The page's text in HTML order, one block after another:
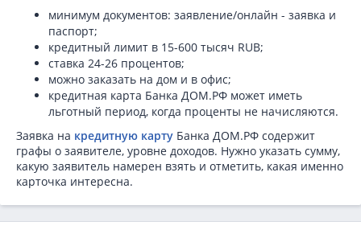
минимум документов: заявление/онлайн - заявка и
паспорт;
кредитный лимит в 15-600 тысяч RUB;
ставка 24-26 процентов;
можно заказать на дом и в офис;
кредитная карта Банка ДОМ.РФ может иметь
льготный период, когда проценты не начисляются.
Заявка на кредитную карту Банка ДОМ.РФ содержит
графы о заявителе, уровне доходов. Нужно указать сумму,
какую заявитель намерен взять и отметить, какая именно
карточка интересна.